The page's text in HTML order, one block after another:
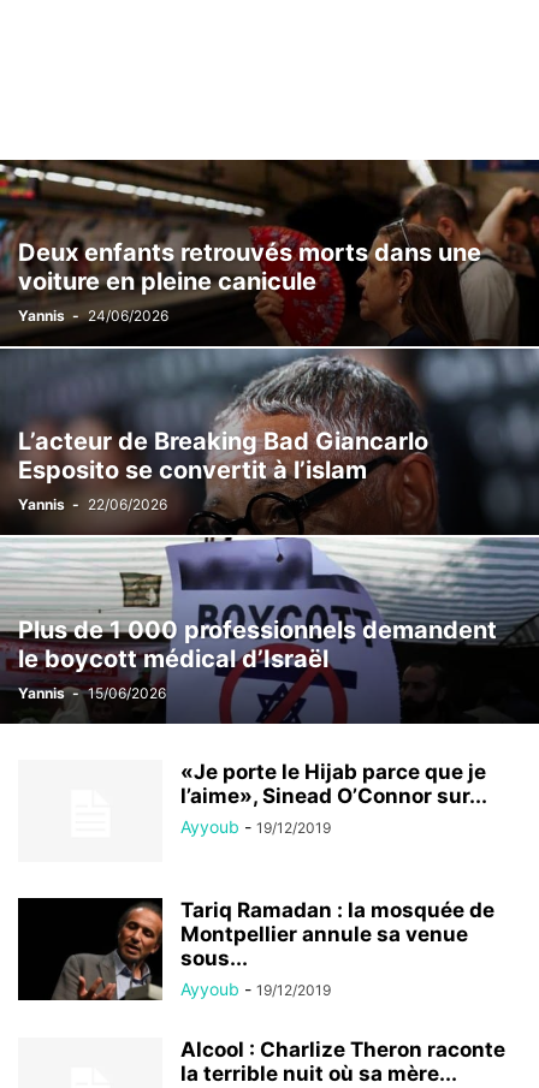
Deux enfants retrouvés morts dans une
voiture en pleine canicule
Yannis - 24/06/2026
L’acteur de Breaking Bad Giancarlo
Esposito se convertit à l’islam
Yannis - 22/06/2026
Plus de 1 000 professionnels demandent
le boycott médical d’Israël
Yannis - 15/06/2026
«Je porte le Hijab parce que je
l’aime», Sinead O’Connor sur...
Ayyoub - 19/12/2019
Tariq Ramadan : la mosquée de
Montpellier annule sa venue
sous...
Ayyoub - 19/12/2019
Alcool : Charlize Theron raconte
la terrible nuit où sa mère...